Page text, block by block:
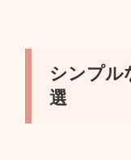
シンプル
選